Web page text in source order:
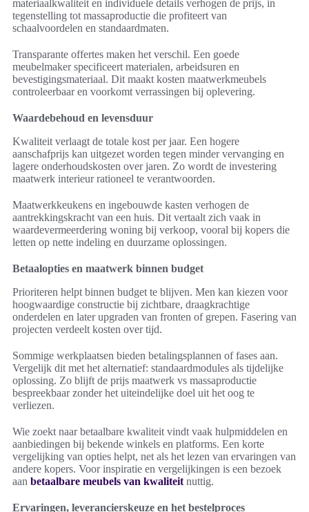
materiaalkwaliteit en individuele details verhogen de prijs, in
tegenstelling tot massaproductie die profiteert van
schaalvoordelen en standaardmaten.
Transparante offertes maken het verschil. Een goede
meubelmaker specificeert materialen, arbeidsuren en
bevestigingsmateriaal. Dit maakt kosten maatwerkmeubels
controleerbaar en voorkomt verrassingen bij oplevering.
Waardebehoud en levensduur
Kwaliteit verlaagt de totale kost per jaar. Een hogere
aanschafprijs kan uitgezet worden tegen minder vervanging en
lagere onderhoudskosten over jaren. Zo wordt de investering
maatwerk interieur rationeel te verantwoorden.
Maatwerkkeukens en ingebouwde kasten verhogen de
aantrekkingskracht van een huis. Dit vertaalt zich vaak in
waardevermeerdering woning bij verkoop, vooral bij kopers die
letten op nette indeling en duurzame oplossingen.
Betaalopties en maatwerk binnen budget
Prioriteren helpt binnen budget te blijven. Men kan kiezen voor
hoogwaardige constructie bij zichtbare, draagkrachtige
onderdelen en later upgraden van fronten of grepen. Fasering van
projecten verdeelt kosten over tijd.
Sommige werkplaatsen bieden betalingsplannen of fases aan.
Vergelijk dit met het alternatief: standaardmodules als tijdelijke
oplossing. Zo blijft de prijs maatwerk vs massaproductie
bespreekbaar zonder het uiteindelijke doel uit het oog te
verliezen.
Wie zoekt naar betaalbare kwaliteit vindt vaak hulpmiddelen en
aanbiedingen bij bekende winkels en platforms. Een korte
vergelijking van opties helpt, net als het lezen van ervaringen van
andere kopers. Voor inspiratie en vergelijkingen is een bezoek
aan betaalbare meubels van kwaliteit nuttig.
Ervaringen, leverancierskeuze en het bestelproces